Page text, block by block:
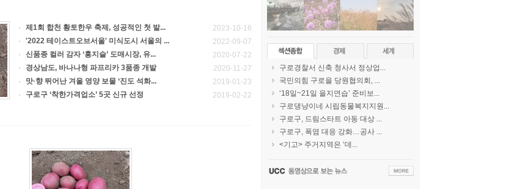
제1회 합천 황토한우 축제, 성공적인 첫 발...
2023-10-16
'2022 테이스트오브서울' 미식도시 서울의 ...
2022-09-07
신품종 컬러 감자 ‘홍지슬’ 도매시장, 유...
2020-07-22
경상남도, 바나나형 파프리카 3품종 개발
2020-11-27
맛·향 뛰어난 겨울 영양 보물 ‘진도 석화...
2019-01-23
구로구 ‘착한가격업소’ 5곳 신규 선정
2019-02-22
구로경찰서 신축 청사서 정상업...
국민의힘 구로을 당원협의회, ...
‘18일~21일 을지연습’ 준비보...
구로댕냥이네 시립동물복지지원...
구로구, 드림스타트 아동 대상 ...
구로구, 폭염 대응 강화…공사 ...
<기고> 주거지역은 ‘데...